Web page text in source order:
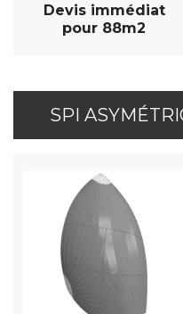
Devis immédiat
pour 88m2
SPI